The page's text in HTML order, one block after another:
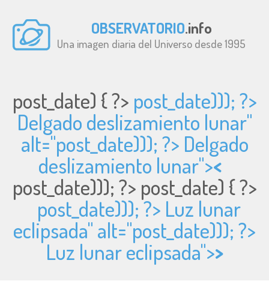
OBSERVATORIO.info
Una imagen diaria del Universo desde 1995
post_date) { ?> post_date))); ?>
Delgado deslizamiento lunar"
alt="post_date))); ?> Delgado
deslizamiento lunar"><
post_date))); ?> post_date) { ?>
post_date))); ?> Luz lunar
eclipsada" alt="post_date))); ?>
Luz lunar eclipsada">>